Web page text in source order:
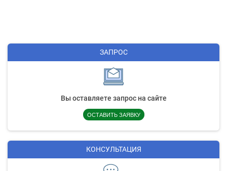
ЗАПРОС
Вы оставляете запрос на сайте
ОСТАВИТЬ ЗАЯВКУ
КОНСУЛЬТАЦИЯ